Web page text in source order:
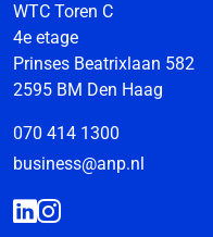
WTC Toren C
4e etage
Prinses Beatrixlaan 582
2595 BM Den Haag
070 414 1300
business@anp.nl